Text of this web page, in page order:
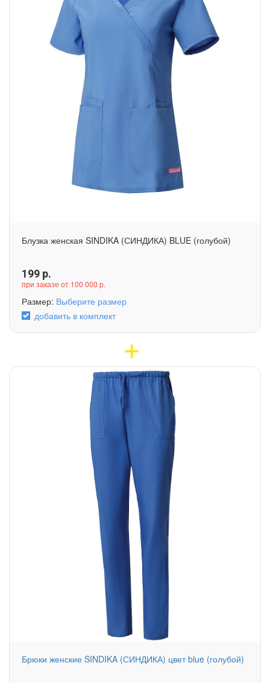
Блузка женская SINDIKA (СИНДИКА) BLUE (голубой)
199 р.
при заказе от 100 000 р.
Размер: Выберите размер
добавить в комплект
Брюки женские SINDIKA (СИНДИКА) цвет blue (голубой)